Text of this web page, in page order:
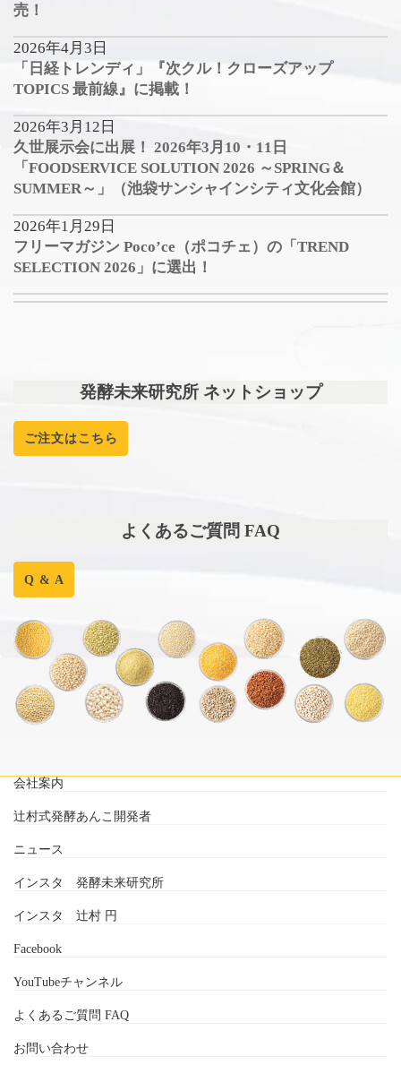
売！
2026年4月3日
「日経トレンディ」『次クル！クローズアップ
TOPICS 最前線』に掲載！
2026年3月12日
久世展示会に出展！ 2026年3月10・11日
「FOODSERVICE SOLUTION 2026 ～SPRING＆
SUMMER～」（池袋サンシャインシティ文化会館）
2026年1月29日
フリーマガジン Poco’ce（ポコチェ）の「TREND
SELECTION 2026」に選出！
発酵未来研究所 ネットショップ
ご注文はこちら
よくあるご質問 FAQ
Q & A
会社案内
辻村式発酵あんこ開発者
ニュース
インスタ 発酵未来研究所
インスタ 辻村 円
Facebook
YouTubeチャンネル
よくあるご質問 FAQ
お問い合わせ